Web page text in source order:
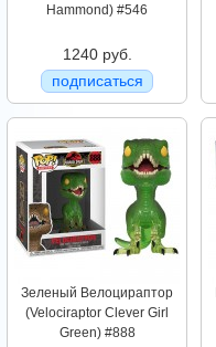
Hammond) #546
1240 руб.
подписаться
Зеленый Велоцираптор
(Velociraptor Clever Girl
Green) #888